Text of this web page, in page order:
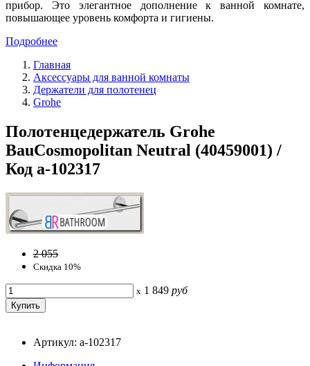
прибор. Это элегантное дополнение к ванной комнате,
повышающее уровень комфорта и гигиены.
Подробнее
Главная
Аксессуары для ванной комнаты
Держатели для полотенец
Grohe
Полотенцедержатель Grohe
BauCosmopolitan Neutral (40459001) /
Код a-102317
2 055
Скидка 10%
x 1 849 руб
Артикул: a-102317